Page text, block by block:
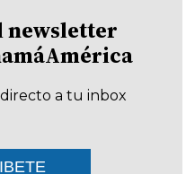
newsletter
directo a tu inbox